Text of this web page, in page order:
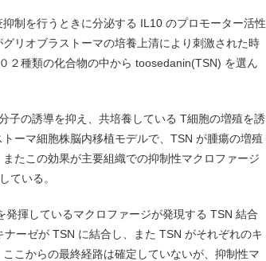
制を行うときに分泌する IL10 のプロモーター活性
リオブラストーマの培養上清により刺激された時
２種類の化合物の中から toosedanin(TSN) を選ん
子の誘導を抑え、共培養している T細胞の増殖を誘
ーマ細胞株脳内移植モデルで、TSN が腫瘍の増殖
たこの効果が主要組織での抑制性マクロファージ
ている。
揮しているマクロファージが発現する TSN 結合
ーゼが TSN に結合し、また TSN がそれぞれのキ
こからの最終経路は確定していないが、抑制性マ